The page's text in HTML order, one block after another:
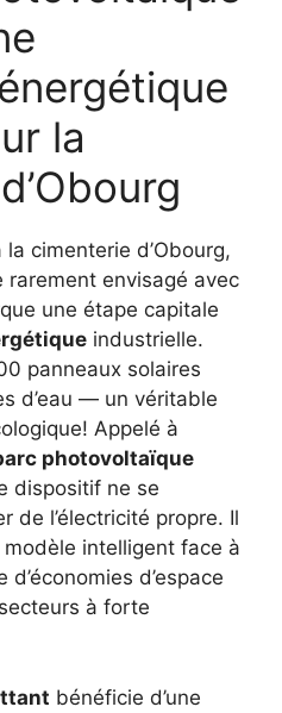
la
cimenterie d’Obourg,
rarement envisagé avec
une étape capitale
industrielle.
panneaux solaires
d’eau — un véritable
Appelé à
photovoltaïque
dispositif ne se
de l’électricité propre. Il
intelligent face à
d’espace
à forte
bénéficie d’une